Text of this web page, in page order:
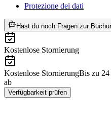
Protezione dei dati
Hast du noch Fragen zur
Kostenlose Stornierung
Kostenlose StornierungBis zu 24
ab
Verfügbarkeit prüfen